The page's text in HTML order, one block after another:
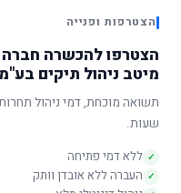
הצטרפות ופנייה
הצטרפו להכשרה
מיטב ניהול תיקים
שעות.
✓ ללא דמי פתיחה
✓ העברה ללא אובדן וותק